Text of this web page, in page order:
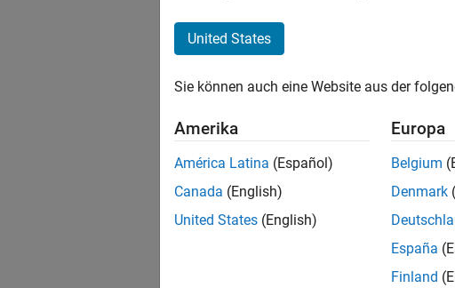
United States
Sie können auch eine Website aus der
Amerika
América Latina (Español)
Canada (English)
United States (English)
Europa
Belgium
Denmark
España
Finland